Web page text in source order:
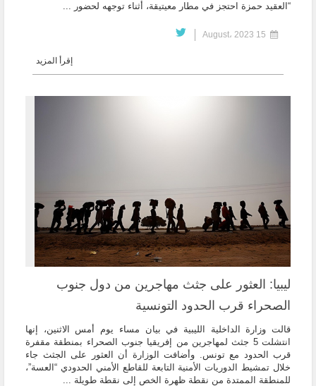
“العقيد حمزة احتجز في مطار معيتيقة، أثناء توجهه لحضور ...
إقرأ المزيد
ليبيا: العثور على جثث مهاجرين من دول جنوب
الصحراء قرب الحدود التونسية
قالت وزارة الداخلية الليبية في بيان مساء يوم أمس الاثنين، إنها
انتشلت 5 جثث لمهاجرين من إفريقيا جنوب الصحراء بمنطقة مقفرة
قرب الحدود مع تونس. وأضافت الوزارة أن العثور على الجثث جاء
خلال تمشيط الدوريات الأمنية التابعة للقاطع الأمني الحدودي “العسة”،
للمنطقة الممتدة من نقطة ظهرة الخص إلى نقطة طويلة ...